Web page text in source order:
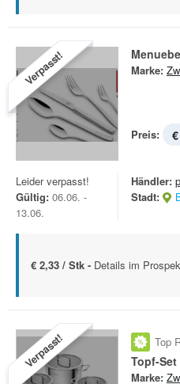
Verpasst! Marke:
Preis:
Leider verpasst!
Gültig: 06.06. -
13.06.
Händler:
Stadt:
€ 2,33 / Stk - Details im
Verpasst! Top
Topf-
Marke: